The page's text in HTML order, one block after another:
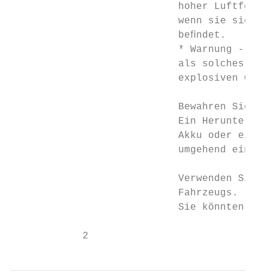
hoher
wenn sie sich
                            beﬁndet.
* Warnung -
als solches
explosiven
Bewahren Sie
Ein
Akku oder
umgehend einen
Verwenden Sie
                            Fahrzeugs.
Sie könnten
            2